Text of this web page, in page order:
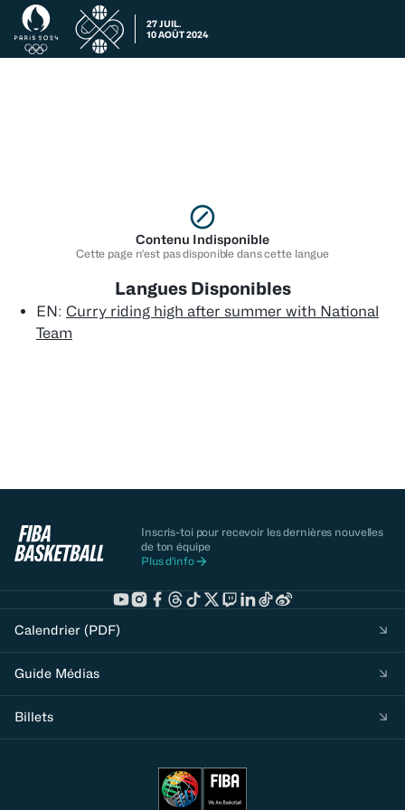
27 JUIL.
10 AOÛT 2024
Contenu Indisponible
Cette page n'est pas disponible dans cette langue
Langues Disponibles
EN: Curry riding high after summer with National
Team
Inscris-toi pour recevoir les dernières nouvelles
de ton équipe
Plus d'info
Calendrier (PDF)
Guide Médias
Billets